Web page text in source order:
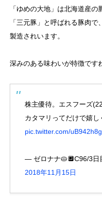
「ゆめの大地」は北海道産の
「三元豚」と呼ばれる豚肉
製造されいます。
深みのある味わいが特徴です
株主優待。エスフーズ
カタマリってだけで嬉し
pic.twitter.com/
— ゼロナナ🥧🔲C96/3日
2018年11月15日